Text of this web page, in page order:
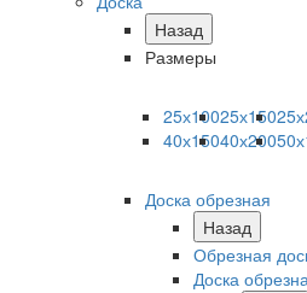
Назад
Размеры
25х10025х150
40х15040х200
Доска обрезная
Назад
Обрезная
Доска